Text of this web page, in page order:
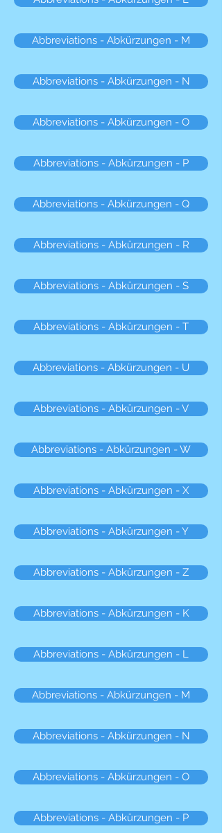
Abbreviations - Abkürzungen - M
Abbreviations - Abkürzungen - N
Abbreviations - Abkürzungen - O
Abbreviations - Abkürzungen - P
Abbreviations - Abkürzungen - Q
Abbreviations - Abkürzungen - R
Abbreviations - Abkürzungen - S
Abbreviations - Abkürzungen - T
Abbreviations - Abkürzungen - U
Abbreviations - Abkürzungen - V
Abbreviations - Abkürzungen - W
Abbreviations - Abkürzungen - X
Abbreviations - Abkürzungen - Y
Abbreviations - Abkürzungen - Z
Abbreviations - Abkürzungen - K
Abbreviations - Abkürzungen - L
Abbreviations - Abkürzungen - M
Abbreviations - Abkürzungen - N
Abbreviations - Abkürzungen - O
Abbreviations - Abkürzungen - P